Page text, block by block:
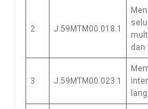
2 J.59MTM00.018.1
dan
3 J.59MTM00.023.1